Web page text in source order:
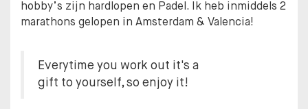
hobby’s zijn hardlopen en Padel. Ik heb inmiddels 2
marathons gelopen in Amsterdam & Valencia!
Everytime you work out it's a
gift to yourself, so enjoy it!